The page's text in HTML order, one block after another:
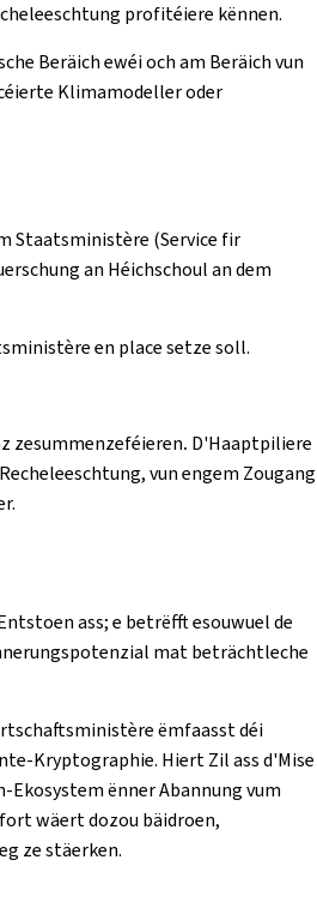
profitéiere kënnen.
Beräich ewéi och am Beräich vun
Klimamodeller oder
Staatsministère (Service fir
an Héichschoul an dem
en place setze soll.
zesummenzeféieren. D'Haaptpiliere
vun engem Zougang
ass; e betrëfft esouwuel de
mat beträchtleche
ëmfaasst déi
Kryptographie. Hiert Zil ass d'Mise
ënner Abannung vum
wäert dozou bäidroen,
ze stäerken.